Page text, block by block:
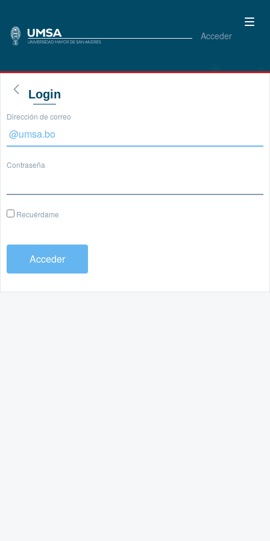
Acceder
Login
Dirección de correo
Contraseña
Recuérdame
Acceder